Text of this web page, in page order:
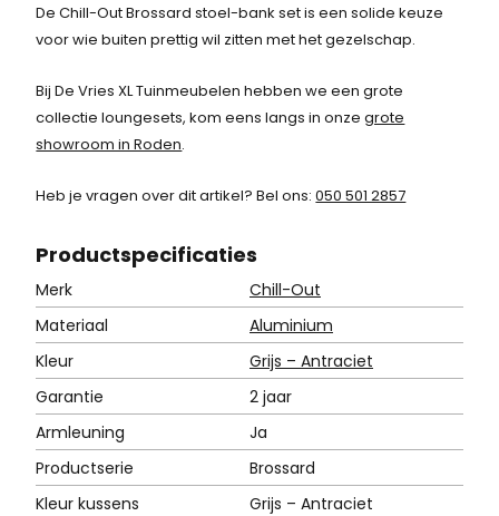
De Chill-Out Brossard stoel-bank set is een solide keuze
voor wie buiten prettig wil zitten met het gezelschap.
Bij De Vries XL Tuinmeubelen hebben we een grote
collectie loungesets, kom eens langs in onzegrote
showroom in Roden.
Heb je vragen over dit artikel? Bel ons:050 501 2857
Productspecificaties
Merk
Chill-Out
Materiaal
Aluminium
Kleur
Grijs – Antraciet
Garantie
2 jaar
Armleuning
Ja
Productserie
Brossard
Kleur kussens
Grijs – Antraciet